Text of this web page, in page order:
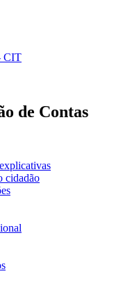
CIT
de Contas
cidadão